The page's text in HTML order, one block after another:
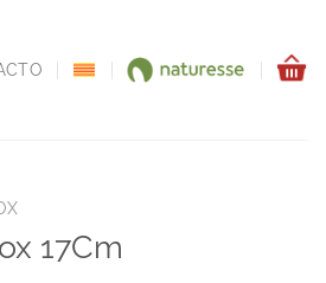
17Cm